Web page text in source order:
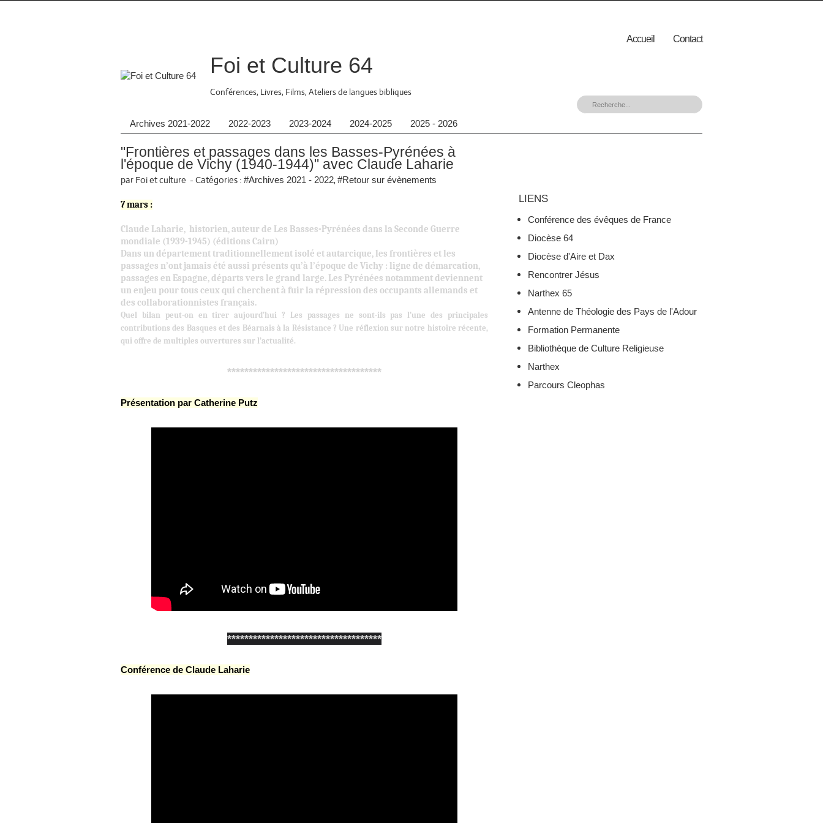
Accueil Contact
Foi et Culture 64
Conférences, Livres, Films, Ateliers de langues bibliques
Archives 2021-2022 2022-2023 2023-2024 2024-2025 2025 - 2026
"Frontières et passages dans les Basses-Pyrénées à
l'époque de Vichy (1940-1944)" avec Claude Laharie
par Foi et culture - Catégories : #Archives 2021 - 2022,#Retour sur évènements
7 mars :
Claude Laharie, historien, auteur de Les Basses-Pyrénées dans la Seconde Guerre
mondiale (1939-1945) (éditions Cairn)
Dans un département traditionnellement isolé et autarcique, les frontières et les
passages n’ont jamais été aussi présents qu’à l’époque de Vichy : ligne de démarcation,
passages en Espagne, départs vers le grand large. Les Pyrénées notamment deviennent
un enjeu pour tous ceux qui cherchent à fuir la répression des occupants allemands et
des collaborationnistes français.
Quel bilan peut-on en tirer aujourd’hui ? Les passages ne sont-ils pas l’une des principales
contributions des Basques et des Béarnais à la Résistance ? Une réflexion sur notre histoire récente,
qui offre de multiples ouvertures sur l’actualité.
************************************
Présentation par Catherine Putz
************************************
Conférence de Claude Laharie
LIENS
Conférence des évêques de France
Diocèse 64
Diocèse d'Aire et Dax
Rencontrer Jésus
Narthex 65
Antenne de Théologie des Pays de l'Adour
Formation Permanente
Bibliothèque de Culture Religieuse
Narthex
Parcours Cleophas